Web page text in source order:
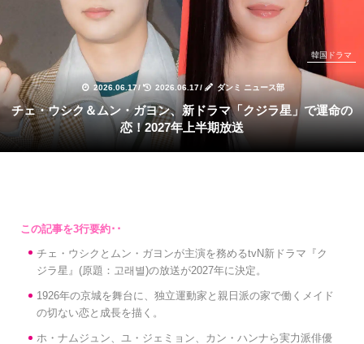
2026.06.17/ 2026.06.17/ ダンミ ニュース部
韓国ドラマ
チェ・ウシク＆ムン・ガヨン、新ドラマ「クジラ星」で運命の
恋！2027年上半期放送
チェ・ウシクとムン・ガヨンが主演を務めるtvN新ドラマ『ク
ジラ星』(原題：고래별)の放送が2027年に決定。
1926年の京城を舞台に、独立運動家と親日派の家で働くメイド
の切ない恋と成長を描く。
ホ・ナムジュン、ユ・ジェミョン、カン・ハンナら実力派俳優